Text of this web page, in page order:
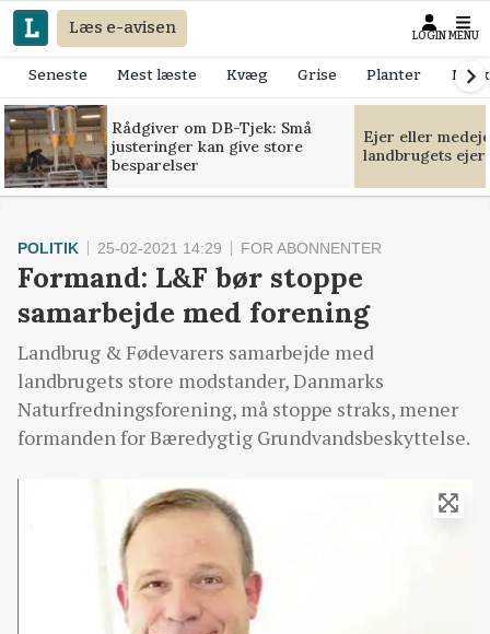
Læs e-avisen LOGIN MENU
Seneste Mest læste Kvæg Grise Planter
Rådgiver om DB-Tjek: Små
justeringer kan give store
besparelser
Ejer eller
landbrugets
POLITIK 25-02-2021 14:29 FOR ABONNENTER
Formand: L&F bør stoppe
samarbejde med forening
Landbrug & Fødevarers samarbejde med
landbrugets store modstander, Danmarks
Naturfredningsforening, må stoppe straks, mener
formanden for Bæredygtig Grundvandsbeskyttelse.